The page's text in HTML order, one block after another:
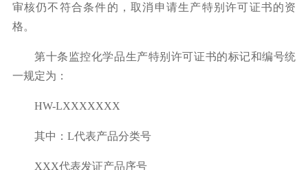
审核仍不符合条件的，取消申请生产特别许可证书的资
格。
第十条监控化学品生产特别许可证书的标记和编号统
一规定为：
HW-LXXXXXXX
其中： L代表产品分类号
XXX代表发证产品序号